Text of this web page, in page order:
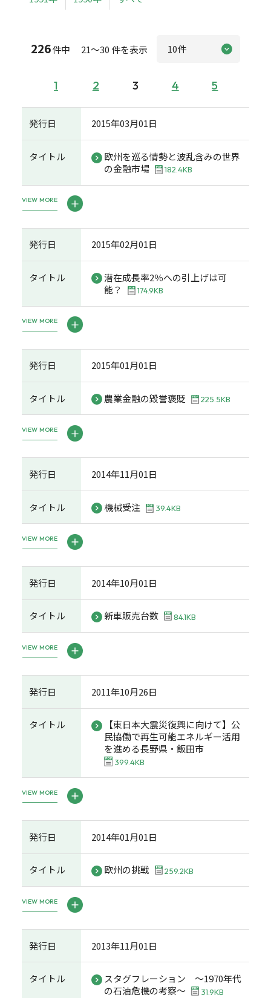
226件中 21～30 件を表示
1 2 3 4 5
発行日 2015年03月01日
タイトル
欧州を巡る情勢と波乱含みの世界
の金融市場
182.4KB
VIEW MORE
発行日 2015年02月01日
タイトル
潜在成長率2％への引上げは可
能？
174.9KB
VIEW MORE
発行日 2015年01月01日
タイトル 農業金融の毀誉褒貶 225.5KB
VIEW MORE
発行日 2014年11月01日
タイトル 機械受注 39.4KB
VIEW MORE
発行日 2014年10月01日
タイトル 新車販売台数 84.1KB
VIEW MORE
発行日 2011年10月26日
タイトル
【東日本大震災復興に向けて】公
民協働で再生可能エネルギー活用
を進める長野県・飯田市
399.4KB
VIEW MORE
発行日 2014年01月01日
タイトル 欧州の挑戦 259.2KB
VIEW MORE
発行日 2013年11月01日
タイトル
スタグフレーション ～1970年代
の石油危機の考察～
31.9KB